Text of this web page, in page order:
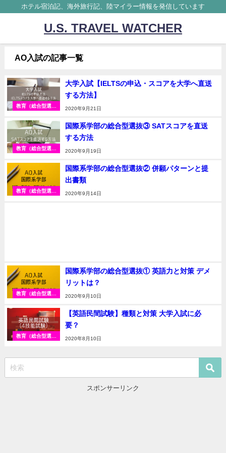
ホテル宿泊記、海外旅行記、陸マイラー情報を発信しています
U.S. TRAVEL WATCHER
AO入試の記事一覧
教育（総合型選抜
大学入試【IELTSの申込・スコアを大学へ直送
する方法】
2020年9月21日
教育（総合型選抜
国際系学部の総合型選抜③ SATスコアを直送
する方法
2020年9月19日
教育（総合型選抜
国際系学部の総合型選抜② 併願パターンと提
出書類
2020年9月14日
教育（総合型選抜
国際系学部の総合型選抜① 英語力と対策 デメ
リットは？
2020年9月10日
教育（総合型選抜
【英語民間試験】種類と対策 大学入試に必
要？
2020年8月10日
スポンサーリンク